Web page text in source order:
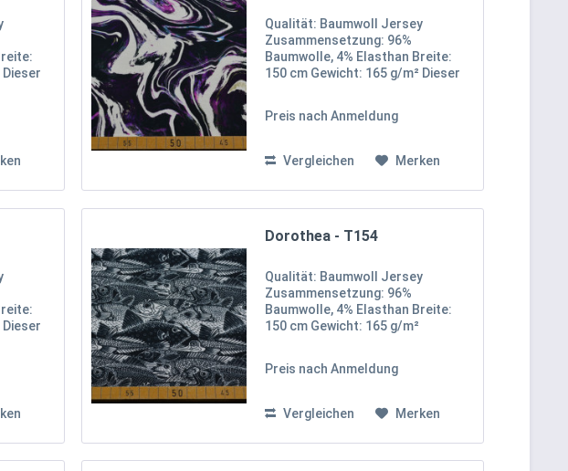
Dieser
Qualität: Baumwoll Jersey
Zusammensetzung: 96%
Baumwolle, 4% Elasthan Breite:
150 cm Gewicht: 165 g/m² Dieser
marmoriertes Muster in Schwarz-
Preis nach Anmeldung
Vergleichen Merken
Dieser
Dorothea - T154
Qualität: Baumwoll Jersey
Zusammensetzung: 96%
Baumwolle, 4% Elasthan Breite:
150 cm Gewicht: 165 g/m²
Preis nach Anmeldung
Vergleichen Merken